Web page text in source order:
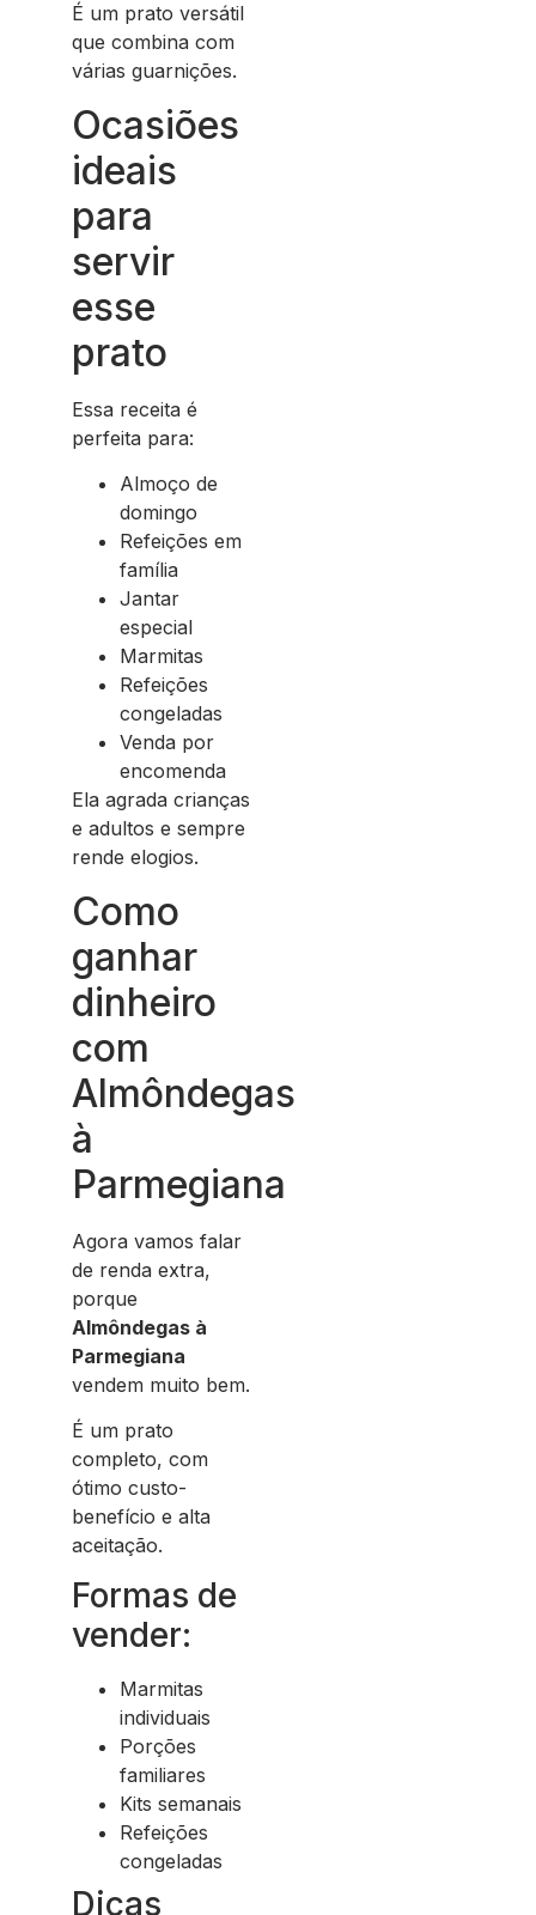
É um prato versátil
que combina com
várias guarnições.
Ocasiões
ideais
para
servir
esse
prato
Essa receita é
perfeita para:
Almoço de
domingo
Refeições em
família
Jantar
especial
Marmitas
Refeições
congeladas
Venda por
encomenda
Ela agrada crianças
e adultos e sempre
rende elogios.
Como
ganhar
dinheiro
com
Almôndegas
à
Parmegiana
Agora vamos falar
de renda extra,
porque
Almôndegas à
Parmegiana
vendem muito bem.
É um prato
completo, com
ótimo custo-
benefício e alta
aceitação.
Formas de
vender:
Marmitas
individuais
Porções
familiares
Kits semanais
Refeições
congeladas
Dicas